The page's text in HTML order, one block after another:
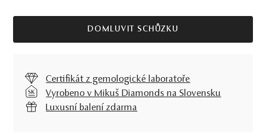
DOMLUVIT SCHŮZKU
Certifikát z gemologické laboratoře
Vyrobeno v Mikuš Diamonds na Slovensku
Luxusní balení zdarma